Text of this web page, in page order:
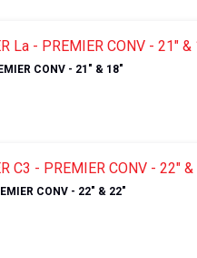
CONV - 21" & 18"
CONV - 22" & 22"